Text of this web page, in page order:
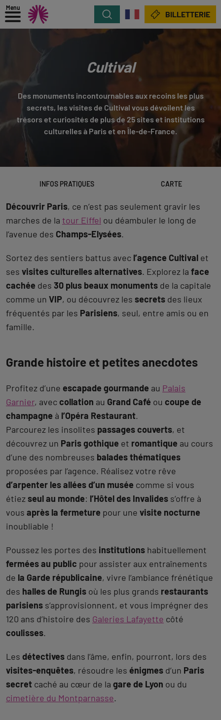
Menu
Rechercher BILLETTERIE
Cultival
Des monuments incontournables aux recoins les plus
secrets, les visites de Cultival vous dévoilent les
trésors et curiosités de plus de 25 sites et institutions
culturelles à Paris et en Île-de-France.
INFOS PRATIQUES CARTE
Découvrir Paris, ce n’est pas seulement gravir les
marches de la tour Eiffel ou déambuler le long de
l’avenue des Champs-Elysées.
Sortez des sentiers battus avec l’agence Cultival et
ses visites culturelles alternatives. Explorez la face
cachée des 30 plus beaux monuments de la capitale
comme un VIP, ou découvrez les secrets des lieux
fréquentés par les Parisiens, seul, entre amis ou en
famille.
Grande histoire et petites anecdotes
Profitez d’une escapade gourmande au Palais
Garnier, aveccollation au Grand Café ou coupe de
champagne à l’Opéra Restaurant.
Parcourez les insolites passages couverts, et
découvrez un Paris gothique et romantique au cours
d’une des nombreuses balades thématiques
proposées par l’agence. Réalisez votre rêve
d’arpenter les allées d’un musée comme si vous
étiezseul au monde: l’Hôtel des Invalides s’offre à
vous après la fermeture pour une visite nocturne
inoubliable !
Poussez les portes des institutions habituellement
fermées au public pour assister aux entraînements
de la Garde républicaine, vivre l’ambiance frénétique
des halles de Rungis où les plus grands restaurants
parisiens s’approvisionnent, et vous imprégner des
120 ans d’histoire des Galeries Lafayette côté
coulisses.
Les détectives dans l’âme, enfin, pourront, lors des
visites-enquêtes, résoudre les énigmes d’un Paris
secret caché au cœur de la gare de Lyon ou du
cimetière du Montparnasse.